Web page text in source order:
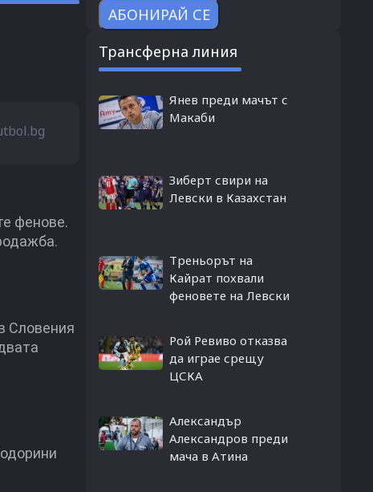
фенове.
Словения
Трансферна линия
Янев преди мачът с
Макаби
Зиберт свири на
Левски в Казахстан
Треньорът на
Кайрат похвали
феновете на Левски
Рой Ревиво отказва
да играе срещу
ЦСКА
Александър
Александров преди
мача в Атина